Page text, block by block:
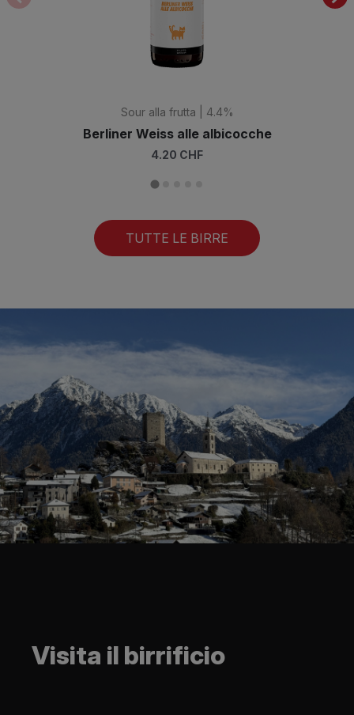
Sour alla frutta | 4.4%
Berliner Weiss alle albicocche
4.20 CHF
TUTTE LE BIRRE
Visita il birrificio